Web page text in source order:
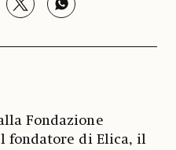
Fondazione
fondatore di Elica, il